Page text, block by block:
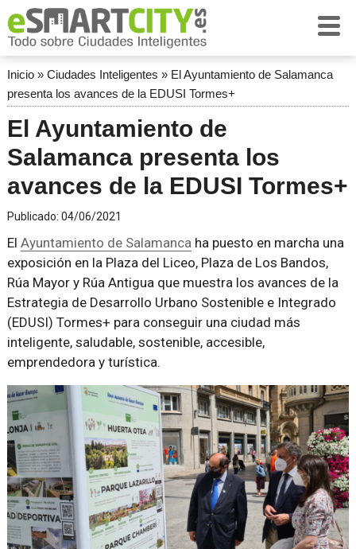
Inicio» Ciudades Inteligentes » El Ayuntamiento de Salamanca
presenta los avances de la EDUSI Tormes+
El Ayuntamiento de
Salamanca presenta los
avances de la EDUSI Tormes+
Publicado: 04/06/2021
El Ayuntamiento de Salamancaha puesto en marcha una
exposición en la Plaza del Liceo, Plaza de Los Bandos,
Rúa Mayor y Rúa Antigua que muestra los avances de la
Estrategia de Desarrollo Urbano Sostenible e Integrado
(EDUSI) Tormes+ para conseguir una ciudad más
inteligente, saludable, sostenible, accesible,
emprendedora y turística.